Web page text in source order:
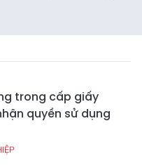
trong cấp giấy
quyền sử dụng